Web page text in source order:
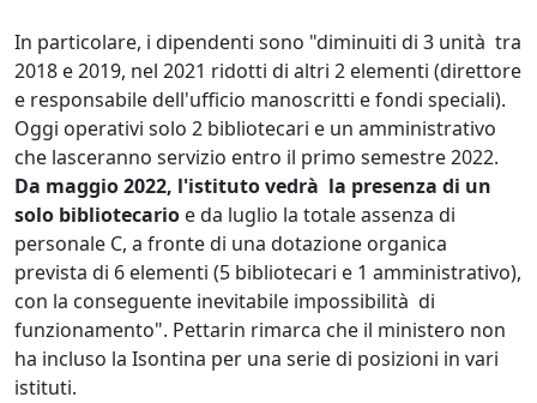
In particolare, i dipendenti sono "diminuiti di 3 unità tra
2018 e 2019, nel 2021 ridotti di altri 2 elementi (direttore
e responsabile dell'ufficio manoscritti e fondi speciali).
Oggi operativi solo 2 bibliotecari e un amministrativo
che lasceranno servizio entro il primo semestre 2022.
Da maggio 2022, l'istituto vedrà la presenza di un
solo bibliotecario e da luglio la totale assenza di
personale C, a fronte di una dotazione organica
prevista di 6 elementi (5 bibliotecari e 1 amministrativo),
con la conseguente inevitabile impossibilità di
funzionamento". Pettarin rimarca che il ministero non
ha incluso la Isontina per una serie di posizioni in vari
istituti.